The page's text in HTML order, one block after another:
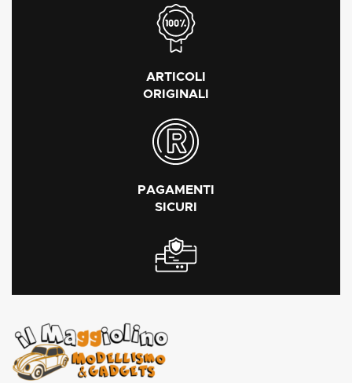
ARTICOLI
ORIGINALI
PAGAMENTI
SICURI